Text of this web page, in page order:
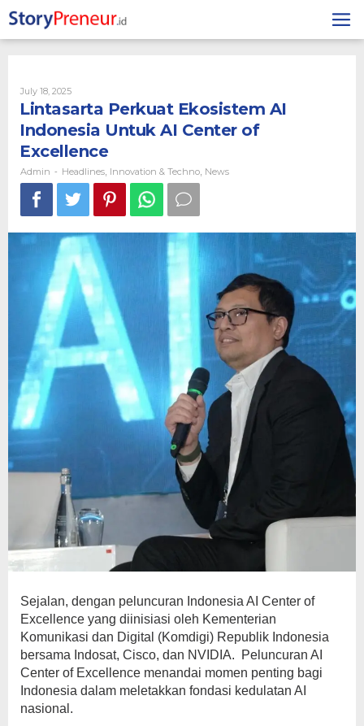
to
content
July 18, 2025By
Admin
Lintasarta Perkuat Ekosistem AI
Indonesia Untuk AI Center of
Excellence
Admin - Headlines Innovation & Techno News
Sejalan, dengan peluncuran Indonesia AI Center of
Excellence yang diinisiasi oleh Kementerian
Komunikasi dan Digital (Komdigi) Republik Indonesia
bersama Indosat, Cisco, dan NVIDIA. Peluncuran AI
Center of Excellence menandai momen penting bagi
Indonesia dalam meletakkan fondasi kedulatan AI
nasional.